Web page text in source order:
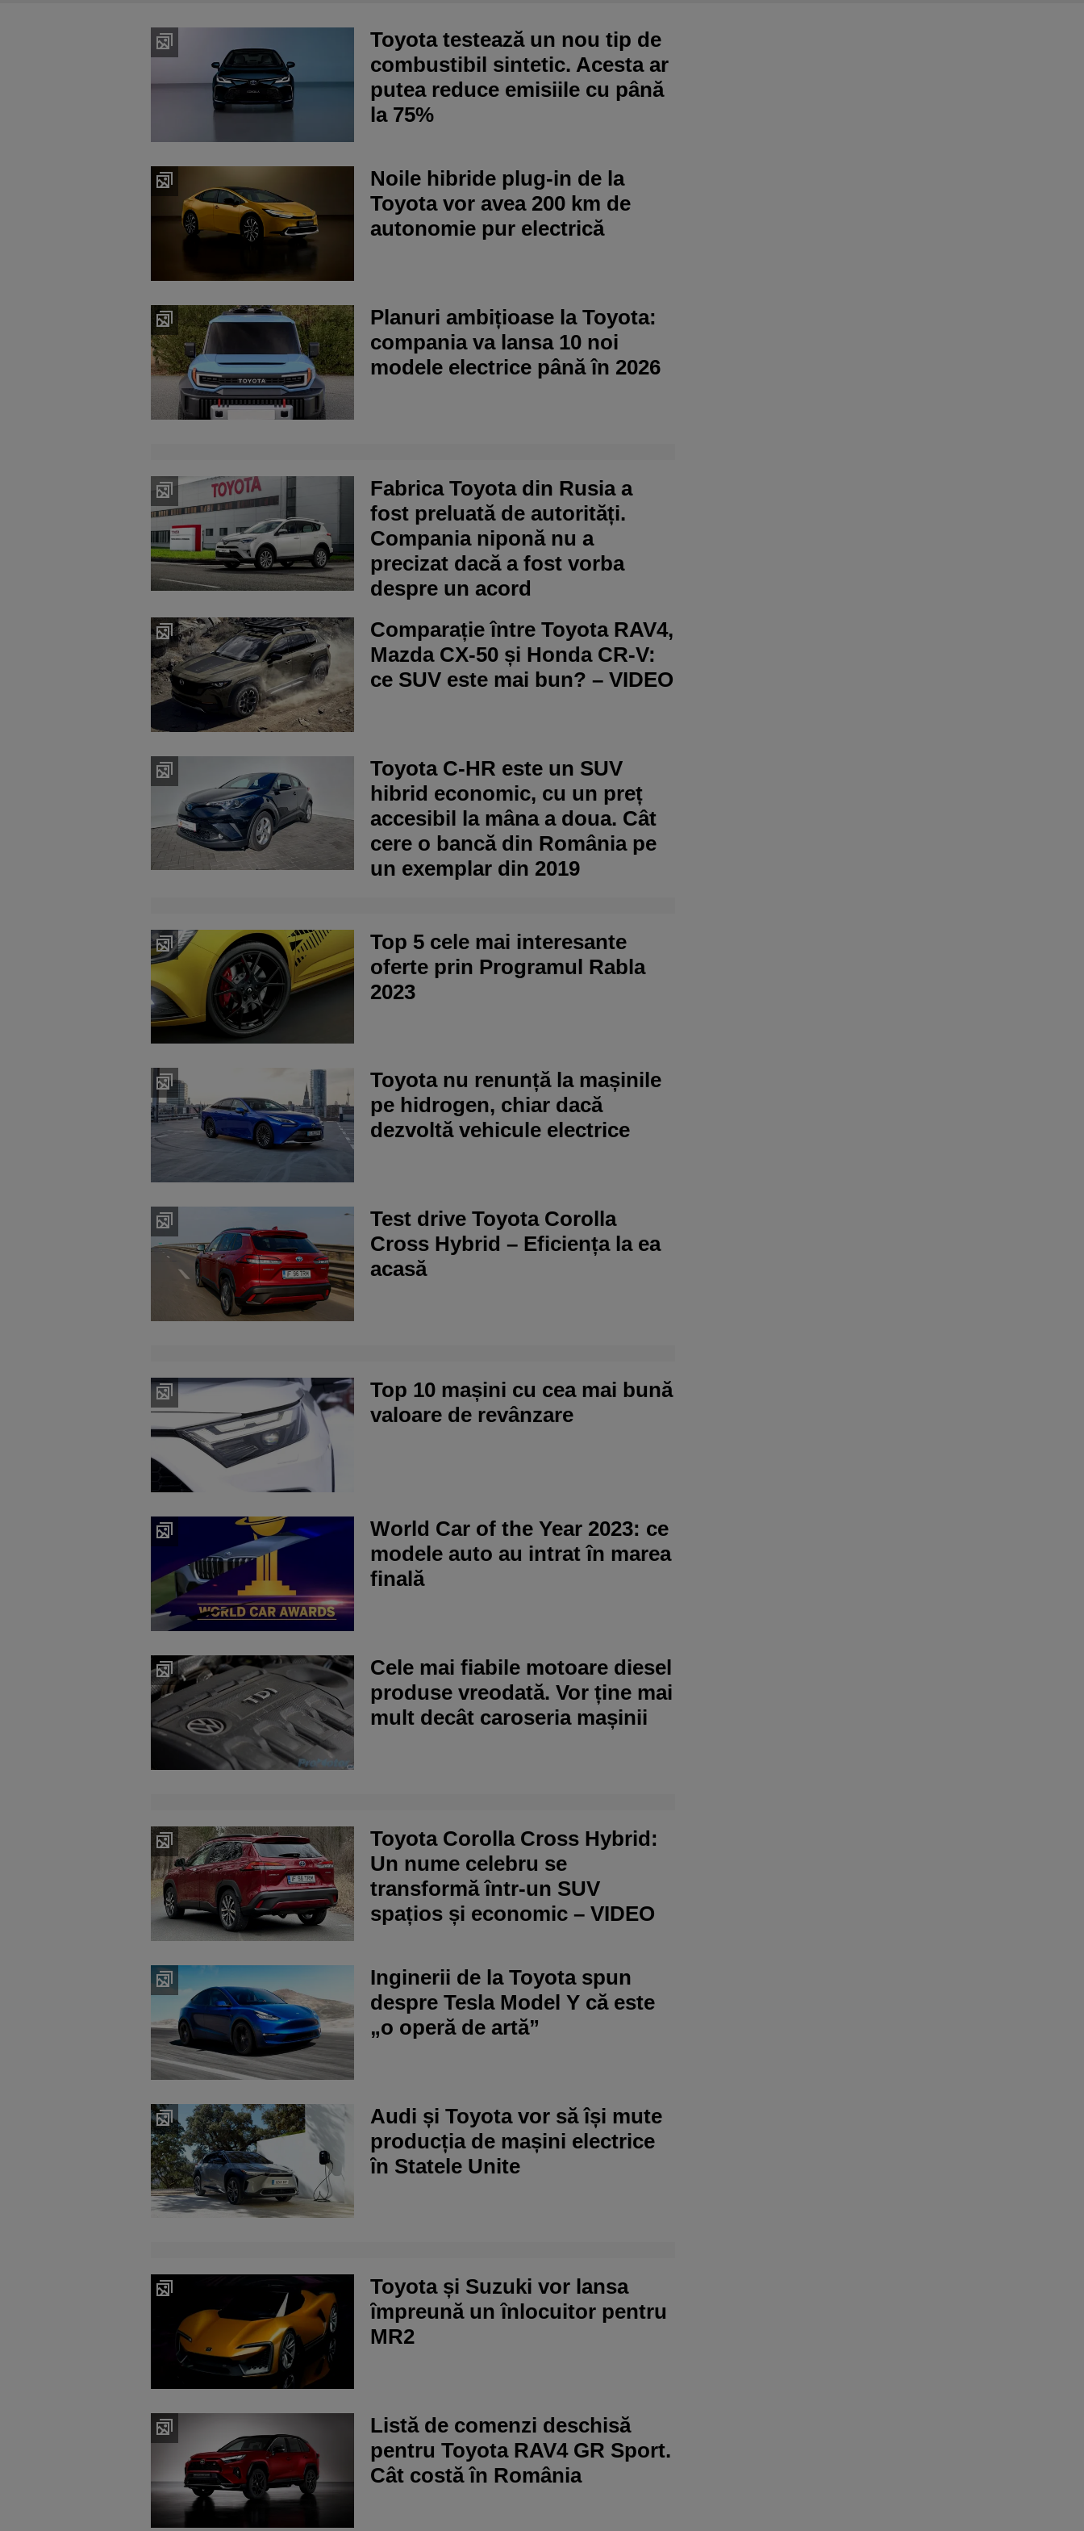
Toyota testează un nou tip de
combustibil sintetic. Acesta ar
putea reduce emisiile cu până
la 75%
Noile hibride plug-in de la
Toyota vor avea 200 km de
autonomie pur electrică
Planuri ambițioase la Toyota:
compania va lansa 10 noi
modele electrice până în 2026
Fabrica Toyota din Rusia a
fost preluată de autorități.
Compania niponă nu a
precizat dacă a fost vorba
despre un acord
Comparație între Toyota RAV4,
Mazda CX-50 și Honda CR-V:
ce SUV este mai bun? – VIDEO
Toyota C-HR este un SUV
hibrid economic, cu un preț
accesibil la mâna a doua. Cât
cere o bancă din România pe
un exemplar din 2019
Top 5 cele mai interesante
oferte prin Programul Rabla
2023
Toyota nu renunță la mașinile
pe hidrogen, chiar dacă
dezvoltă vehicule electrice
Test drive Toyota Corolla
Cross Hybrid – Eficiența la ea
acasă
Top 10 mașini cu cea mai bună
valoare de revânzare
World Car of the Year 2023: ce
modele auto au intrat în marea
finală
Cele mai fiabile motoare diesel
produse vreodată. Vor ține mai
mult decât caroseria mașinii
Toyota Corolla Cross Hybrid:
Un nume celebru se
transformă într-un SUV
spațios și economic – VIDEO
Inginerii de la Toyota spun
despre Tesla Model Y că este
„o operă de artă”
Audi și Toyota vor să își mute
producția de mașini electrice
în Statele Unite
Toyota și Suzuki vor lansa
împreună un înlocuitor pentru
MR2
Listă de comenzi deschisă
pentru Toyota RAV4 GR Sport.
Cât costă în România